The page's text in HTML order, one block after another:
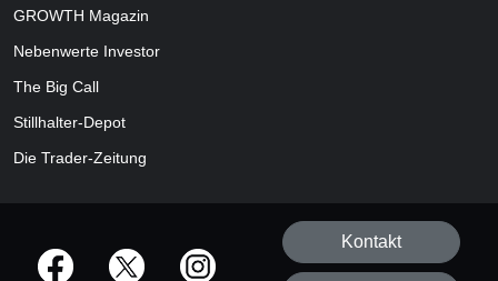
GROWTH Magazin
Nebenwerte Investor
The Big Call
Stillhalter-Depot
Die Trader-Zeitung
offizielle Social Media-Accounts
Kontakt